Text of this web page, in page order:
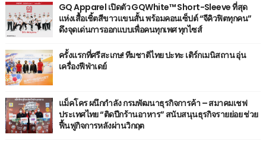
GQ Apparel เปิดตัว GQWhite™ Short-Sleeve ที่สุด
แห่งเสื้อเชิ้ตสีขาวแขนสั้น พร้อมคอนเซ็ปต์ “จีคิวฟิตทุกคน”
ดึงจุดเด่นการออกแบบเพื่อคนทุกเพศ ทุกไซส์
ครั้งแรกที่ศรีสะเกษ! ทีมชาติไทย ปะทะ เติร์กเมนิสถาน อุ่น
เครื่องฟีฟ่าเดย์
แม็คโคร ผนึกกำลัง กรมพัฒนาธุรกิจการค้า – สมาคมเชฟ
ประเทศไทย “ติดปีกร้านอาหาร” สนับสนุนธุรกิจรายย่อย ช่วย
ฟื้นฟูกิจการหลังผ่านวิกฤต